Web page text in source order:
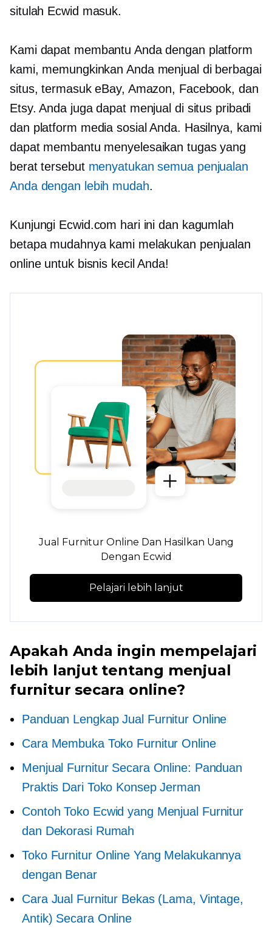
situlah Ecwid masuk.
Kami dapat membantu Anda dengan platform
kami, memungkinkan Anda menjual di berbagai
situs, termasuk eBay, Amazon, Facebook, dan
Etsy. Anda juga dapat menjual di situs pribadi
dan platform media sosial Anda. Hasilnya, kami
dapat membantu menyelesaikan tugas yang
berat tersebut menyatukan semua penjualan
Anda dengan lebih mudah.
Kunjungi Ecwid.com hari ini dan kagumlah
betapa mudahnya kami melakukan penjualan
online untuk bisnis kecil Anda!
Jual Furnitur Online Dan Hasilkan Uang
Dengan Ecwid
Pelajari lebih lanjut
Apakah Anda ingin mempelajari
lebih lanjut tentang menjual
furnitur secara online?
Panduan Lengkap Jual Furnitur Online
Cara Membuka Toko Furnitur Online
Menjual Furnitur Secara Online: Panduan
Praktis Dari Toko Konsep Jerman
Contoh Toko Ecwid yang Menjual Furnitur
dan Dekorasi Rumah
Toko Furnitur Online Yang Melakukannya
dengan Benar
Cara Jual Furnitur Bekas (Lama, Vintage,
Antik) Secara Online